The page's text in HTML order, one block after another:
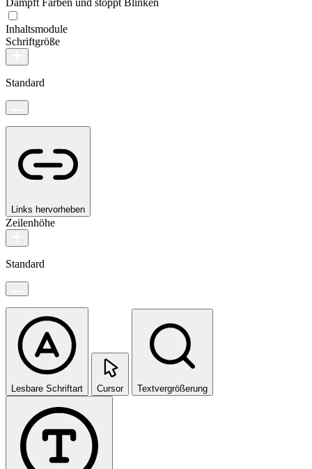
Dämpft Farben und stoppt Blinken
Inhaltsmodule
Schriftgröße
Standard
Links hervorheben
Zeilenhöhe
Standard
Lesbare Schriftart Cursor Textvergrößerung